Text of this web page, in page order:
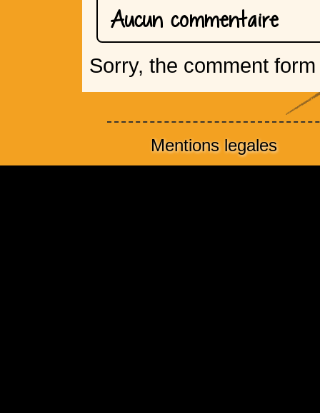
Aucun commentaire
Sorry, the comment
Mentions legales